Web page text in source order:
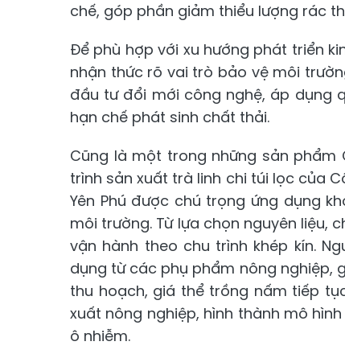
chế, góp phần giảm thiểu lượng rác
Để phù hợp với xu hướng phát triển
nhận thức rõ vai trò bảo vệ môi
đầu tư đổi mới công nghệ, áp dụng
hạn chế phát sinh chất thải.
Cũng là một trong những sản phẩm
trình sản xuất trà linh chi túi lọc của
Yên Phú được chú trọng ứng dụng
môi trường. Từ lựa chọn nguyên liệu,
vận hành theo chu trình khép kín.
dụng từ các phụ phẩm nông nghiệp,
thu hoạch, giá thể trồng nấm tiếp
xuất nông nghiệp, hình thành mô
ô nhiễm.